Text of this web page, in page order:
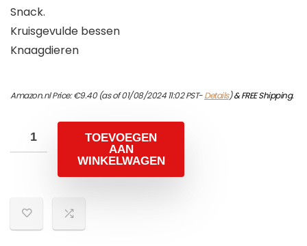
Snack.
Kruisgevulde bessen
Knaagdieren
Amazon.nl Price:€9.40(as of 01/08/2024 11:02 PST-Details)&FREE Shipping.
TOEVOEGEN
AAN
WINKELWAGEN